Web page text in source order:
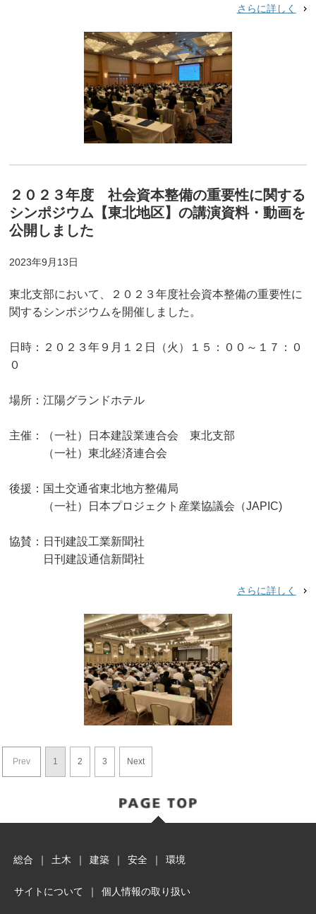
さらに詳しく
２０２３年度 社会資本整備の重要性に関する
シンポジウム【東北地区】の講演資料・動画を
公開しました
2023年9月13日
東北支部において、２０２３年度社会資本整備の重要性に
関するシンポジウムを開催しました。
日時：２０２３年９月１２日（火）１５：００～１７：０
０
場所：江陽グランドホテル
主催：（一社）日本建設業連合会 東北支部
（一社）東北経済連合会
後援：国土交通省東北地方整備局
（一社）日本プロジェクト産業協議会（JAPIC)
協賛：日刊建設工業新聞社
日刊建設通信新聞社
さらに詳しく
Prev 1 2 3 Next
総合 ｜ 土木 ｜ 建築 ｜ 安全 ｜ 環境
サイトについて ｜ 個人情報の取り扱い